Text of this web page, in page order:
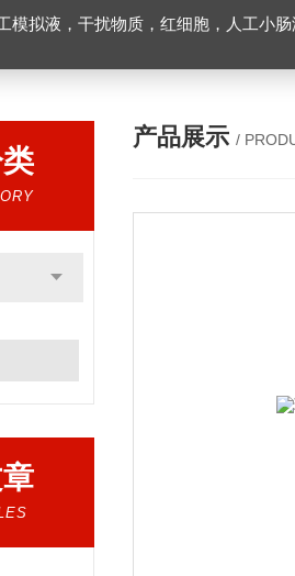
模拟液，干扰物质，红细胞，人工小
产品展示 /